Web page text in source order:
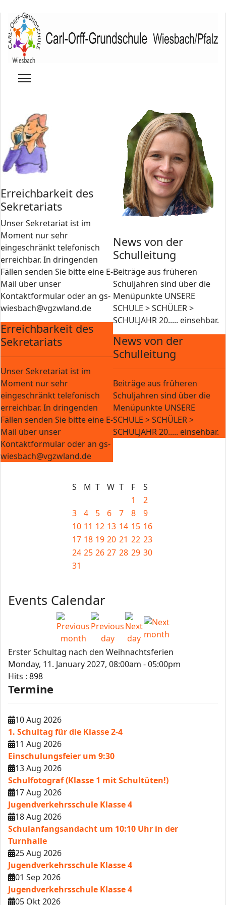
Erreichbarkeit des
Sekretariats
Unser Sekretariat ist im
Moment nur sehr
eingeschränkt telefonisch
erreichbar. In dringenden
Fällen senden Sie bitte eine E-
Mail über unser
Kontaktformular oder an gs-
wiesbach@vgzwland.de
Erreichbarkeit des
Sekretariats
Unser Sekretariat ist im
Moment nur sehr
eingeschränkt telefonisch
erreichbar. In dringenden
Fällen senden Sie bitte eine E-
Mail über unser
Kontaktformular oder an gs-
wiesbach@vgzwland.de
News von der
Schulleitung
Beiträge aus früheren
Schuljahren sind über die
Menüpunkte UNSERE
SCHULE > SCHÜLER >
SCHULJAHR 20..... einsehbar.
News von der
Schulleitung
Beiträge aus früheren
Schuljahren sind über die
Menüpunkte UNSERE
SCHULE > SCHÜLER >
SCHULJAHR 20..... einsehbar.
S M T W T F
S
1
2
3
4 5 6 7 8
9
10 11 12 13 14 15 16
17 18 19 20 21 22 23
24 25 26 27 28 29 30
31
Events Calendar
Erster Schultag nach den Weihnachtsferien
Monday, 11. January 2027, 08:00am - 05:00pm
Hits : 898
Termine
10 Aug 2026
1. Schultag für die Klasse 2-4
11 Aug 2026
Einschulungsfeier um 9:30
13 Aug 2026
Schulfotograf (Klasse 1 mit Schultüten!)
17 Aug 2026
Jugendverkehrsschule Klasse 4
18 Aug 2026
Schulanfangsandacht um 10:10 Uhr in der
Turnhalle
25 Aug 2026
Jugendverkehrsschule Klasse 4
01 Sep 2026
Jugendverkehrsschule Klasse 4
05 Okt 2026